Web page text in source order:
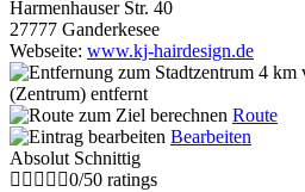
Harmenhauser Str. 40
27777 Ganderkesee
Webseite: www.kj-hairdesign.de
4 km
(Zentrum) entfernt
Route
Bearbeiten
Absolut Schnittig
0/50 ratings